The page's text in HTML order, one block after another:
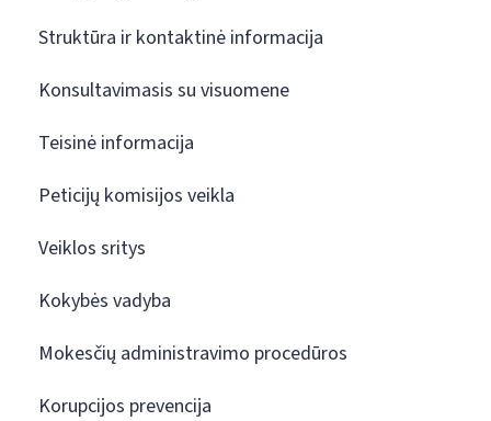
Struktūra ir kontaktinė informacija
Konsultavimasis su visuomene
Teisinė informacija
Peticijų komisijos veikla
Veiklos sritys
Kokybės vadyba
Mokesčių administravimo procedūros
Korupcijos prevencija